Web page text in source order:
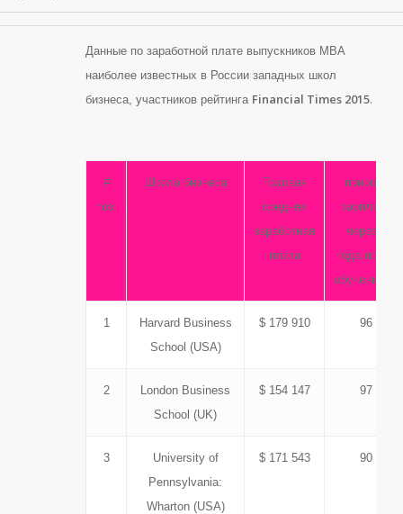
Данные по заработной плате выпускников MBA
наиболее известных в России западных школ
бизнеса, участников рейтинга Financial Times 2015.
#
поз.
Школа бизнеса
Годовая
средняя
заработная
плата
прирост
зарплаты
через 3
года после
обучения,
1
Harvard Business
School (USA)
$ 179 910 96
2
London Business
School (UK)
$ 154 147 97
3
University of
Pennsylvania:
Wharton (USA)
$ 171 543 90